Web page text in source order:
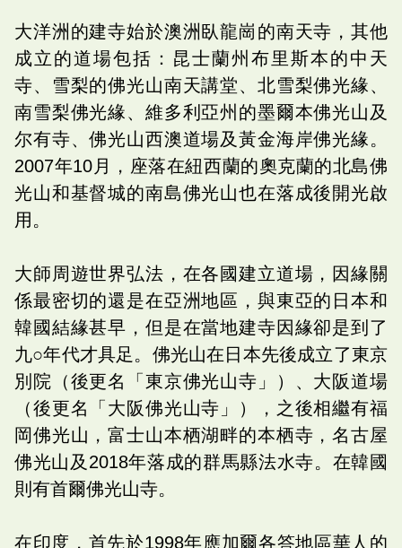
大洋洲的建寺始於澳洲臥龍崗的南天寺，其他
成立的道場包括：昆士蘭州布里斯本的中天
寺、雪梨的佛光山南天講堂、北雪梨佛光緣、
南雪梨佛光緣、維多利亞州的墨爾本佛光山及
尔有寺、佛光山西澳道場及黃金海岸佛光緣。
2007年10月，座落在紐西蘭的奧克蘭的北島佛
光山和基督城的南島佛光山也在落成後開光啟
用。
大師周遊世界弘法，在各國建立道場，因緣關
係最密切的還是在亞洲地區，與東亞的日本和
韓國結緣甚早，但是在當地建寺因緣卻是到了
九○年代才具足。佛光山在日本先後成立了東京
別院（後更名「東京佛光山寺」）、大阪道場
（後更名「大阪佛光山寺」），之後相繼有福
岡佛光山，富士山本栖湖畔的本栖寺，名古屋
佛光山及2018年落成的群馬縣法水寺。在韓國
則有首爾佛光山寺。
在印度，首先於1998年應加爾各答地區華人的